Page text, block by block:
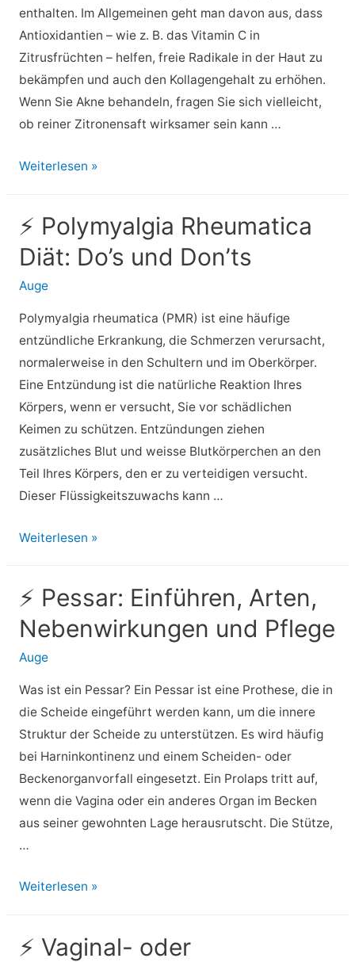
enthalten. Im Allgemeinen geht man davon aus, dass
Antioxidantien – wie z. B. das Vitamin C in
Zitrusfrüchten – helfen, freie Radikale in der Haut zu
bekämpfen und auch den Kollagengehalt zu erhöhen.
Wenn Sie Akne behandeln, fragen Sie sich vielleicht,
ob reiner Zitronensaft wirksamer sein kann …
⚡
Akne:
Können
und
Zitronensaft
Akne
behandeln?
Weiterlesen »
⚡ Polymyalgia Rheumatica
Diät: Do’s und Don’ts
Auge
Polymyalgia rheumatica (PMR) ist eine häufige
entzündliche Erkrankung, die Schmerzen verursacht,
normalerweise in den Schultern und im Oberkörper.
Eine Entzündung ist die natürliche Reaktion Ihres
Körpers, wenn er versucht, Sie vor schädlichen
Keimen zu schützen. Entzündungen ziehen
zusätzliches Blut und weisse Blutkörperchen an den
Teil Ihres Körpers, den er zu verteidigen versucht.
Dieser Flüssigkeitszuwachs kann …
⚡
Diät:
Do’s
Don’ts
Weiterlesen »
⚡ Pessar: Einführen, Arten,
Nebenwirkungen und Pflege
Auge
Was ist ein Pessar? Ein Pessar ist eine Prothese, die in
die Scheide eingeführt werden kann, um die innere
Struktur der Scheide zu unterstützen. Es wird häufig
bei Harninkontinenz und einem Scheiden- oder
Beckenorganvorfall eingesetzt. Ein Prolaps tritt auf,
wenn die Vagina oder ein anderes Organ im Becken
aus seiner gewohnten Lage herausrutscht. Die Stütze,
…
⚡
Arten,
Weiterlesen »
⚡ Vaginal- oder